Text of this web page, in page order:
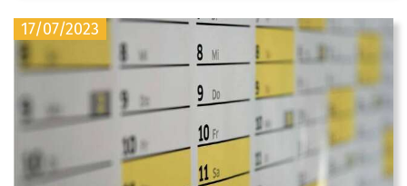
17/07/2023